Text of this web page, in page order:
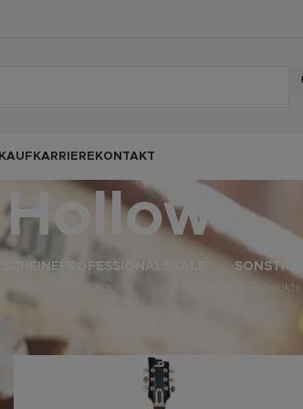
KARRIERE KONTAKT
PROFESSIONALS
132 Produkte
SONSTIGE
12 Produkte
Hollow“